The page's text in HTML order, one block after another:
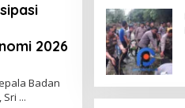
2026
Badan
Sri